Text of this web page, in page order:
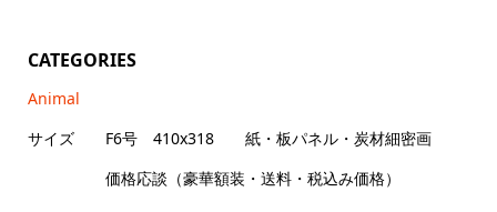
CATEGORIES
Animal
サイズ F6号 410x318 紙・板パネル・炭材細密画
価格応談（豪華額装・送料・税込み価格）